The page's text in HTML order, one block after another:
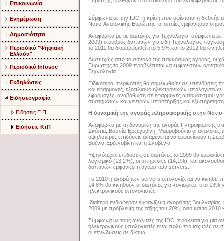
Επικοινωνία
Ενημέρωση
Δημοσιότητα
Περιοδικό "Ψηφιακή
Ελλάδα"
Περιοδικό Infosoc
Εκδηλώσεις
Ειδησεογραφία
Ειδήσεις Ε.Π.
Ειδήσεις ΚτΠ
Σύμφωνα με την IDC, η κρίση που υφίσταται η διεθνής
Νοτιο-Ανατολικής Ευρώπης, οι οποίες εμφανίζουν
Αναφορικά με τις δαπάνες για Τεχνολογία, σύμφωνα
2009) ο ρυθμός δαπανών για είδη Τεχνολογίας
το 2011 θα διαμορφωθεί στο 5,9% και το 2012 θα
Δυστυχώς από το σύνολο της παγκόσμιας αγοράς, οι
Ευρώπης το 2009 προβλέπεται να εμφανίσουν
Τεχνολογία.
Ειδικότερα, περικοπές θα σημειωθούν σε επενδύσεις
και εφαρμογές, εξοπλισμό ηλεκτρονικών υπολογιστών,
εφαρμογές, αναβάθμιση σε εφαρμογές αυτοματισμού
συστημάτων και κέντρων υποστήριξης και
Η δυναμική της αγοράς πληροφορικής στην
Αναφορικά με τη δυναμική της αγοράς Πληροφορικής
Σκόπια, Βοσνία-Ερζεγοβίνη, Μαυροβούνιο οι αναλυτές
υψηλότερες επιδόσεις αναμένεται να εμφανίσουν η
Βοζνία-Ερζεγοβίνη και η Σλοβενία.
Υψηλότερες επιδόσεις σε δαπάνες το 2009 θα
λογισμικό (13,2%), οι υπηρεσίες (14,1%), και
δαπανών εμφανίζει η αγορά των servers.
Το 2010 η αγορά των servers υπολογίζεται να κινηθεί
14,8% θα κινηθούν οι δαπάνες για λογισμικό, στο
ηλεκτρονικούς υπολογιστές.
Ιδιαίτερο ενδιαφέρον εμφανίζει η αγορά της
2009 με πρόβλεψη της τάξης του 20%, όσο και το 2010
Σύμφωνα με τους αναλυτές της IDC, πρόκειται για μία
ηλεκτρονικούς υπολογιστές είναι πολύ πιο ισχυρές σε
οι επενδύσεις σε δίκτυα.